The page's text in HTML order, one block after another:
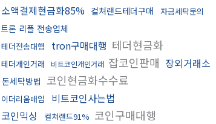
소액결제현금화85% 컬쳐랜드테더구매 자금세탁문의
트론 리플 전송업체
테더전송대행 tron구매대행 테더현금화
테더개인거래 비트코인개인거래 잡코인판매 장외거래소
돈세탁방법 코인현금화수수료
이더리움매입
비트코인사는법
코인믹싱
컬쳐랜드91% 코인구매대행